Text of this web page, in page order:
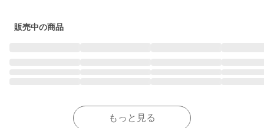
販売中の商品
もっと見る